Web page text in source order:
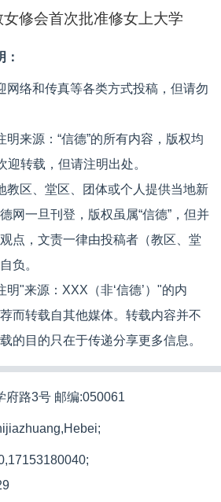
修会首次批准修女上大学
网络和传真等各类方式投稿，但请勿
明来源：“信德”的所有内容，版权均
迎转载，但请注明出处。
教区、堂区、团体或个人提供当地新
网一旦刊登，版权虽属“信德”，但并
点，文责一律由投稿者（教区、堂
负。
"来源：XXX（非‘信德’）"的内
而转载自其他媒体。转载内容并不
的目的只在于传递分享更多信息。
府路3号 邮编:050061